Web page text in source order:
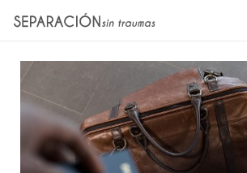
Inicio
Quienes somos
Noticias